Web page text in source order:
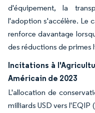
d'équipement, la
l'adoption s'accélère. Le
renforce davantage
des réductions de primes
Incitations à
Américain de 2023
L'allocation de
milliards USD vers